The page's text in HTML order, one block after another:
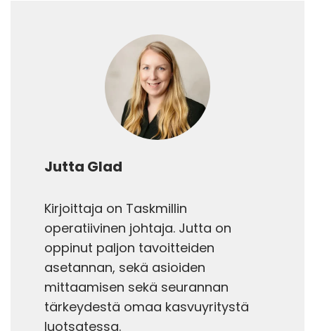
Jutta Glad
Kirjoittaja on Taskmillin
operatiivinen johtaja. Jutta on
oppinut paljon tavoitteiden
asetannan, sekä asioiden
mittaamisen sekä seurannan
tärkeydestä omaa kasvuyritystä
luotsatessa.